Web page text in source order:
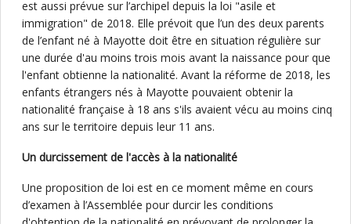
est aussi prévue sur l’archipel depuis la loi "asile et
immigration" de 2018. Elle prévoit que l’un des deux parents
de l’enfant né à Mayotte doit être en situation régulière sur
une durée d'au moins trois mois avant la naissance pour que
l'enfant obtienne la nationalité. Avant la réforme de 2018, les
enfants étrangers nés à Mayotte pouvaient obtenir la
nationalité française à 18 ans s'ils avaient vécu au moins cinq
ans sur le territoire depuis leur 11 ans.
Un durcissement de l'accès à la nationalité
Une proposition de loi est en ce moment même en cours
d’examen à l’Assemblée pour durcir les conditions